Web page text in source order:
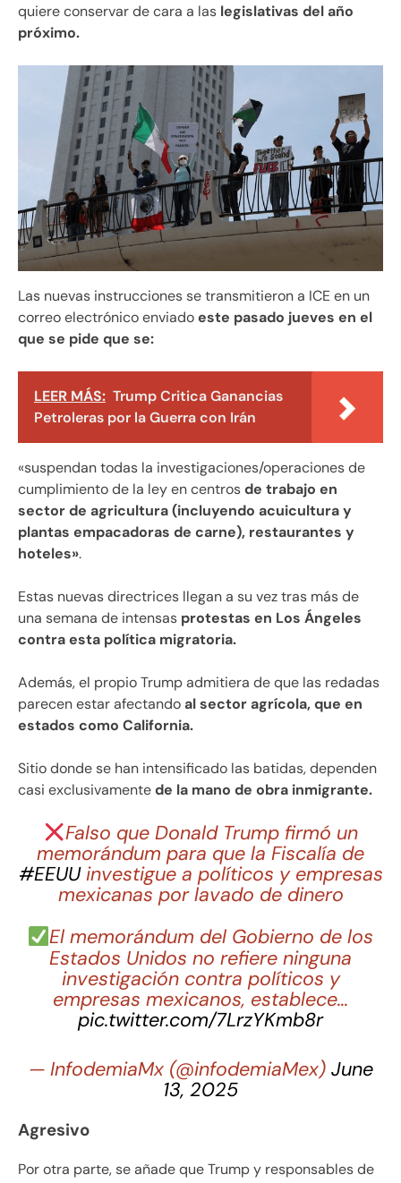
quiere conservar de cara a las legislativas del año
próximo.
Las nuevas instrucciones se transmitieron a ICE en un
correo electrónico enviadoeste pasado jueves en el
que se pide que se:
LEER MÁS: Trump Critica Ganancias
Petroleras por la Guerra con Irán
«suspendan todas la investigaciones/operaciones de
cumplimiento de la ley en centrosde trabajo en
sector de agricultura (incluyendo acuicultura y
plantas empacadoras de carne), restaurantes y
hoteles».
Estas nuevas directrices llegan a su vez tras más de
una semana de intensas protestas en Los Ángeles
contra esta política migratoria.
Además, el propio Trump admitiera de que las redadas
parecen estar afectandoal sector agrícola, que en
estados como California.
Sitio donde se han intensificado las batidas, dependen
casi exclusivamentede la mano de obra inmigrante.
Falso que Donald Trump firmó un
memorándum para que la Fiscalía de
#EEUUinvestigue a políticos y empresas
mexicanas por lavado de dinero
El memorándum del Gobierno de los
Estados Unidos no refiere ninguna
investigación contra políticos y
empresas mexicanos, establece…
pic.twitter.com/7LrzYKmb8r
— InfodemiaMx (@infodemiaMex) June
13, 2025
Agresivo
Por otra parte, se añade que Trump y responsables de